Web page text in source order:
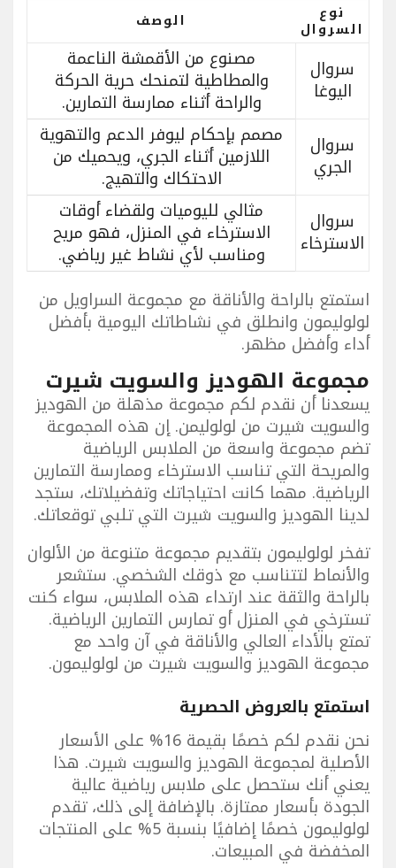
نوع
السروال الوصف
سروال
اليوغا
مصنوع من الأقمشة الناعمة
والمطاطية لتمنحك حرية الحركة
والراحة أثناء ممارسة التمارين.
سروال
الجري
مصمم بإحكام ليوفر الدعم والتهوية
اللازمين أثناء الجري، ويحميك من
الاحتكاك والتهيج.
سروال
الاسترخاء
مثالي لليوميات ولقضاء أوقات
الاسترخاء في المنزل، فهو مريح
ومناسب لأي نشاط غير رياضي.
استمتع بالراحة والأناقة مع مجموعة السراويل من
لولوليمون وانطلق في نشاطاتك اليومية بأفضل
أداء وأفضل مظهر.
مجموعة الهوديز والسويت شيرت
يسعدنا أن نقدم لكم مجموعة مذهلة من الهوديز
والسويت شيرت من لولوليمن. إن هذه المجموعة
تضم مجموعة واسعة من الملابس الرياضية
والمريحة التي تناسب الاسترخاء وممارسة التمارين
الرياضية. مهما كانت احتياجاتك وتفضيلاتك، ستجد
لدينا الهوديز والسويت شيرت التي تلبي توقعاتك.
تفخر لولوليمون بتقديم مجموعة متنوعة من الألوان
والأنماط لتتناسب مع ذوقك الشخصي. ستشعر
بالراحة والثقة عند ارتداء هذه الملابس، سواء كنت
تسترخي في المنزل أو تمارس التمارين الرياضية.
تمتع بالأداء العالي والأناقة في آن واحد مع
مجموعة الهوديز والسويت شيرت من لولوليمون.
استمتع بالعروض الحصرية
نحن نقدم لكم خصمًا بقيمة 16% على الأسعار
الأصلية لمجموعة الهوديز والسويت شيرت. هذا
يعني أنك ستحصل على ملابس رياضية عالية
الجودة بأسعار ممتازة. بالإضافة إلى ذلك، تقدم
لولوليمون خصمًا إضافيًا بنسبة 5% على المنتجات
المخفضة في المبيعات.